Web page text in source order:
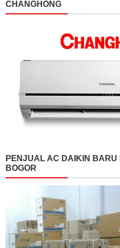
CHANGHONG
PENJUAL AC DAIKIN BARU
BOGOR